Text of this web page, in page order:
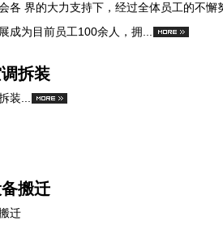
各 界的大力支持下，经过全体员工的不
成为目前员工100余人，拥...
拆装
装...
搬迁
迁